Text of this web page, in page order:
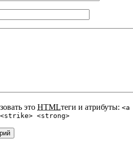
это HTMLтеги и атрибуты:
<strong>